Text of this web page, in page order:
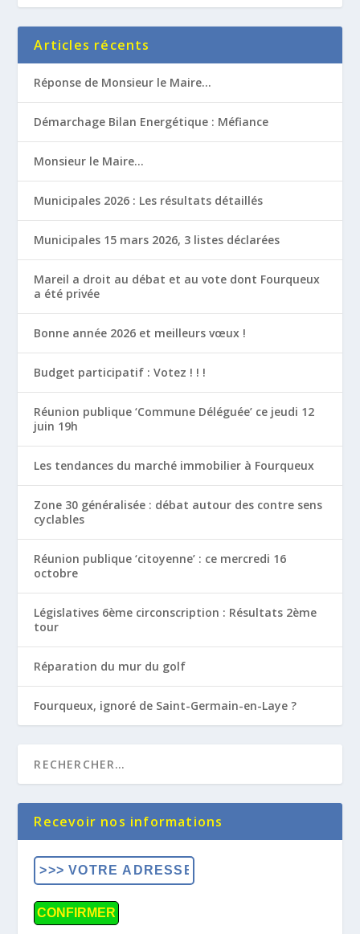
Articles récents
Réponse de Monsieur le Maire…
Démarchage Bilan Energétique : Méfiance
Monsieur le Maire…
Municipales 2026 : Les résultats détaillés
Municipales 15 mars 2026, 3 listes déclarées
Mareil a droit au débat et au vote dont Fourqueux
a été privée
Bonne année 2026 et meilleurs vœux !
Budget participatif : Votez ! ! !
Réunion publique ‘Commune Déléguée’ ce jeudi 12
juin 19h
Les tendances du marché immobilier à Fourqueux
Zone 30 généralisée : débat autour des contre sens
cyclables
Réunion publique ‘citoyenne’ : ce mercredi 16
octobre
Législatives 6ème circonscription : Résultats 2ème
tour
Réparation du mur du golf
Fourqueux, ignoré de Saint-Germain-en-Laye ?
Recevoir nos informations